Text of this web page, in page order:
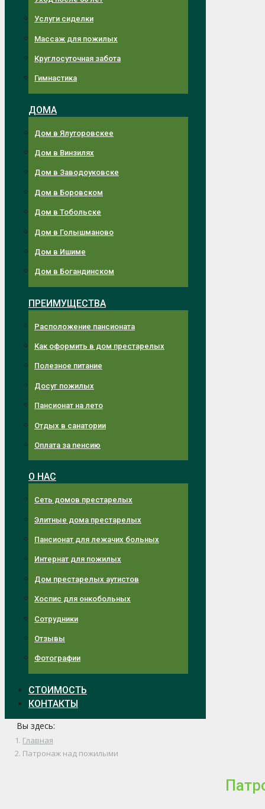
Услуги сиделки
Массаж для пожилых
Круглосуточная забота
Гимнастика
ДОМА
Дом в Ялуторовскее
Дом в Винзилях
Дом в Заводоуковске
Дом в Боровском
Дом в Тобольске
Дом в Голышманово
Дом в Ишиме
Дом в Богандинском
ПРЕИМУЩЕСТВА
Расположение пансионата
Как оформить в дом престарелых
Полезное питание
Досуг пожилых
Пансионат на лето
Отдых в санатории
Оплата за пенсию
О НАС
Сеть домов престарелых
Элитные дома престарелых
Пансионат для лежачих больных
Интернат для пожилых
Дом престарелых аутистов
Хоспис для онкобольных
Сотрудники
Отзывы
Фотографии
СТОИМОСТЬ
КОНТАКТЫ
Вы здесь:
Главная
Патронаж над пожилыми